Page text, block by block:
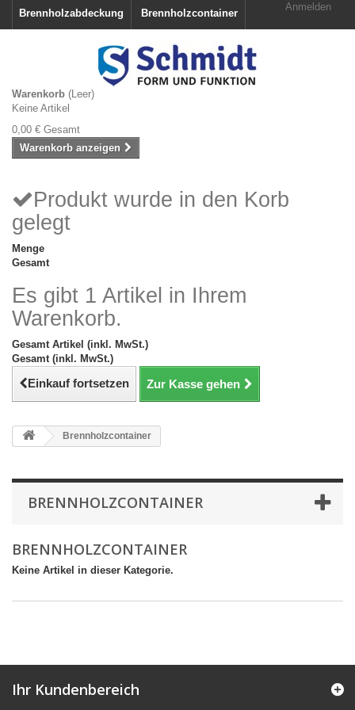
Brennholzabdeckung Brennholzcontainer
Anmelden
Warenkorb (Leer)
Keine Artikel
0,00 € Gesamt
Warenkorb anzeigen
Produkt wurde in den Korb
gelegt
Menge
Gesamt
Es gibt 1 Artikel in Ihrem
Warenkorb.
Gesamt Artikel (inkl. MwSt.)
Gesamt (inkl. MwSt.)
Einkauf fortsetzen Zur Kasse gehen
Brennholzcontainer
BRENNHOLZCONTAINER
BRENNHOLZCONTAINER
Keine Artikel in dieser Kategorie.
Ihr Kundenbereich